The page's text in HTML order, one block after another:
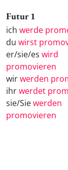
Futur 1
ich werde
du wirst
er/sie/es wird
promovieren
wirwerden
ihrwerdet
sie/Siewerden
promovieren